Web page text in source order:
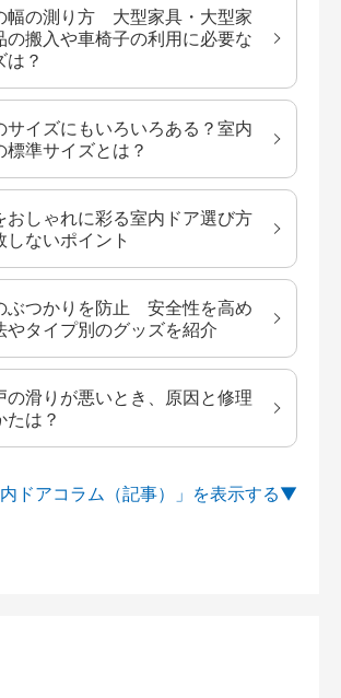
幅の測り方 大型家具・大型家
の搬入や車椅子の利用に必要な
は？
サイズにもいろいろある？室内
標準サイズとは？
おしゃれに彩る室内ドア選び方
しないポイント
ぶつかりを防止 安全性を高め
やタイプ別のグッズを紹介
の滑りが悪いとき、原因と修理
たは？
ドアコラム（記事）」を